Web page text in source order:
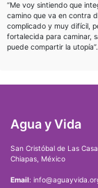
“Me voy sintiendo que
camino que va en contra
complicado y muy difícil,
fortalecida para caminar,
puede compartir la utopía”.
Agua y Vida
San Cristóbal de Las
Chiapas, México
Email: